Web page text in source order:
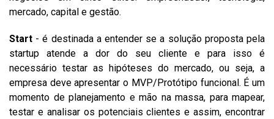
mercado, capital e gestão.
Start - é destinada a entender se a solução proposta pela
startup atende a dor do seu cliente e para isso é
necessário testar as hipóteses do mercado, ou seja, a
empresa deve apresentar o MVP/Protótipo funcional. É um
momento de planejamento e mão na massa, para mapear,
testar e analisar os potenciais clientes e assim, encontrar